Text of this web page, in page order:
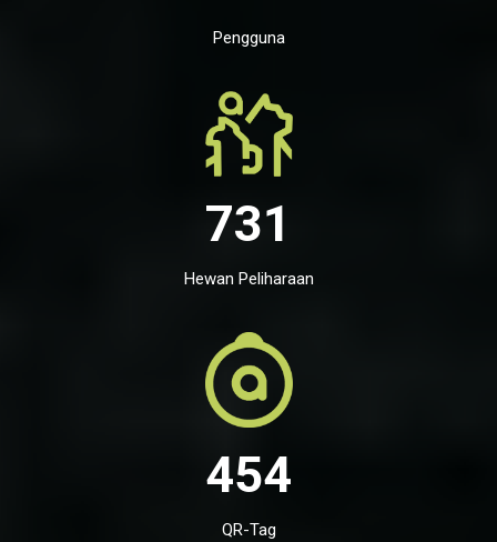
Pengguna
731
Hewan Peliharaan
454
QR-Tag